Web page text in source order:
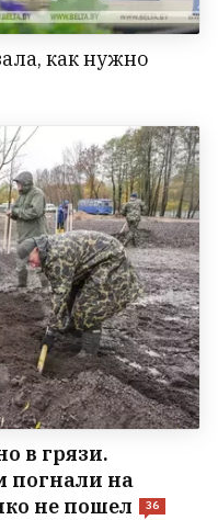
как нужно
в грязи.
погнали на
не пошел
36